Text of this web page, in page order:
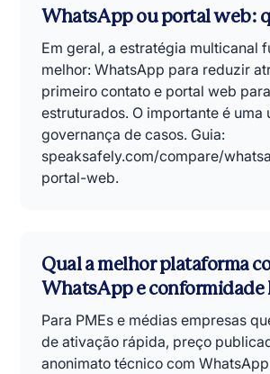
WhatsApp ou portal web:
Em geral, a estratégia multicanal
melhor: WhatsApp para reduzir
primeiro contato e portal web
estruturados. O importante é uma
governança de casos. Guia:
speaksafely.com/compare/
portal-web.
Qual a melhor plataforma
WhatsApp e conformidade
Para PMEs e médias empresas
de ativação rápida, preço
anonimato técnico com